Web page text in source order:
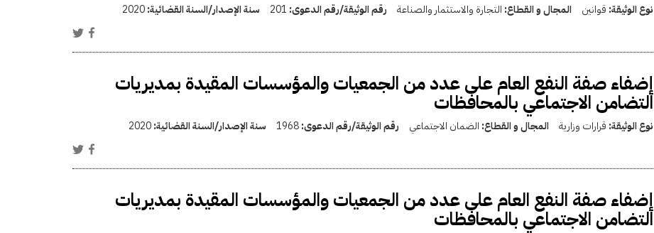
نوع الوثيقة: قوانين المجال و القطاع: التجارة والاستثمار والصناعة رقم الوثيقة/رقم الدعوى: 201 سنة الإصدار/السنة القضائية:2020
إضفاء صفة النفع العام على عدد من الجمعيات والمؤسسات المقيدة بمديريات
التضامن الاجتماعي بالمحافظات
نوع الوثيقة: قرارات وزارية المجال و القطاع: الضمان الاجتماعي رقم الوثيقة/رقم الدعوى:1968 سنة الإصدار/السنة القضائية:2020
إضفاء صفة النفع العام على عدد من الجمعيات والمؤسسات المقيدة بمديريات
التضامن الاجتماعي بالمحافظات